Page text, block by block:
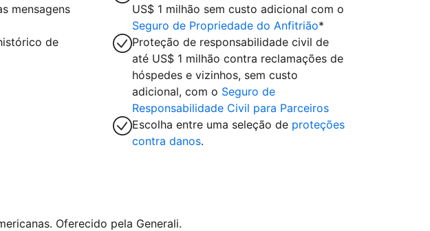
mensagens
de
US$ 1 milhão sem custo adicional com o
Seguro de Propriedade do Anfitrião*
Proteção de responsabilidade civil de
até US$ 1 milhão contra reclamações de
hóspedes e vizinhos, sem custo
adicional, com o Seguro de
Responsabilidade Civil para Parceiros
Escolha entre uma seleção de proteções
contra danos.
Oferecido pela Generali.